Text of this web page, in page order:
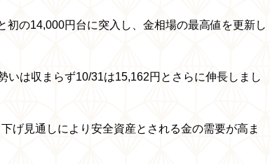
の14,000円台に突入し、金相場の最高値を更新し
は収まらず10/31は15,162円とさらに伸長しまし
げ見通しにより安全資産とされる金の需要が高ま